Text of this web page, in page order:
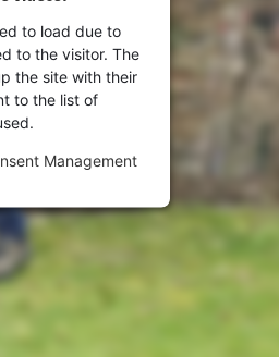
to load due to
to the visitor. The
the site with their
to the list of
Management